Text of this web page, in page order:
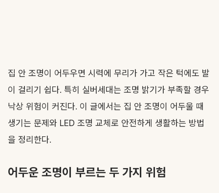
집 안 조명이 어두우면 시력에 무리가 가고 작은 턱에도 발
이 걸리기 쉽다. 특히 실버세대는 조명 밝기가 부족할 경우
낙상 위험이 커진다. 이 글에서는 집 안 조명이 어두울 때
생기는 문제와 LED 조명 교체로 안전하게 생활하는 방법
을 정리한다.
어두운 조명이 부르는 두 가지 위험